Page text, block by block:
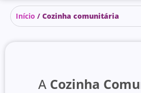
Início / Cozinha comunitária
A Cozinha